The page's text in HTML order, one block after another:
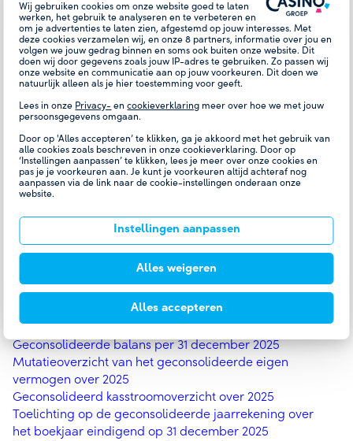
Wij gebruiken cookies om onze website goed te laten
werken, het gebruik te analyseren en te verbeteren en
om je advertenties te laten zien, afgestemd op jouw interesses. Met
deze cookies verzamelen wij, en onze8 partners, informatie over jou en
volgen we jouw gedrag binnen en soms ook buiten onze website. Dit
doen wij door gegevens zoals jouw IP-adres te gebruiken. Zo passen wij
onze website en communicatie aan op jouw voorkeuren. Dit doen we
natuurlijk alleen als je hier toestemming voor geeft.
Lees in onze Privacy- encookieverklaring meer over hoe we met jouw
persoonsgegevens omgaan.
Door op 'Alles accepteren’ te klikken, ga je akkoord met het gebruik van
alle cookies zoals beschreven in onze cookieverklaring. Door op
‘Instellingen aanpassen’ te klikken, lees je meer over onze cookies en
pas je je voorkeuren aan. Je kunt je voorkeuren altijd achteraf nog
aanpassen via de link naar de cookie-instellingen onderaan onze
website.
Instellingen aanpassen
Alles weigeren
Alles accepteren
COMPLIANCE
GOVERNANCE EN RISK
Corporate Governance
Risk
VERSLAG VAN DE RVC
Voorwoord Raad van Commissarissen (rvc)
Samenstelling Raad van Commissarissen
JAARREKENING 2025
Geconsolideerde winst- en verliesrekening over 2025
Geconsolideerd overzicht van het totaalresultaat over
2025
Geconsolideerde balans per 31 december 2025
Mutatieoverzicht van het geconsolideerde eigen
vermogen over 2025
Geconsolideerd kasstroomoverzicht over 2025
Toelichting op de geconsolideerde jaarrekening over
het boekjaar eindigend op 31 december 2025